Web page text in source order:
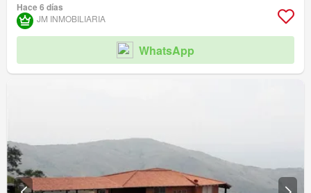
Hace 6 días
JM INMOBILIARIA
WhatsApp